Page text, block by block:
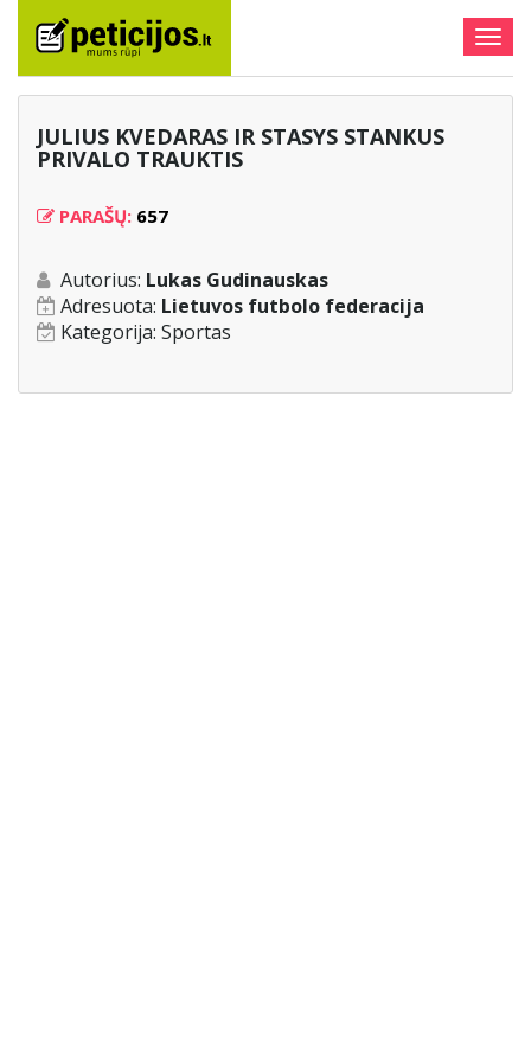
JULIUS KVEDARAS IR STASYS STANKUS
PRIVALO TRAUKTIS
PARAŠŲ: 657
Autorius: Lukas Gudinauskas
Adresuota: Lietuvos futbolo federacija
Kategorija: Sportas